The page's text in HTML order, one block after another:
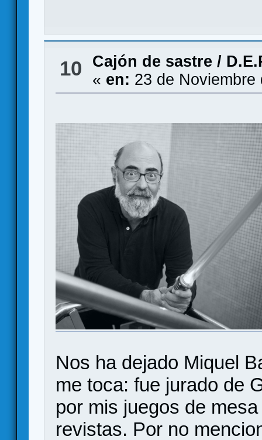
10 Cajón de sastre /
« en: 23 de
Nos ha dejado Miquel
me toca: fue jurado de
por mis juegos de
revistas. Por no